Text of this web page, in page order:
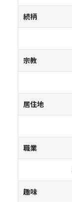
続柄
宗教
居住地
職業
趣味